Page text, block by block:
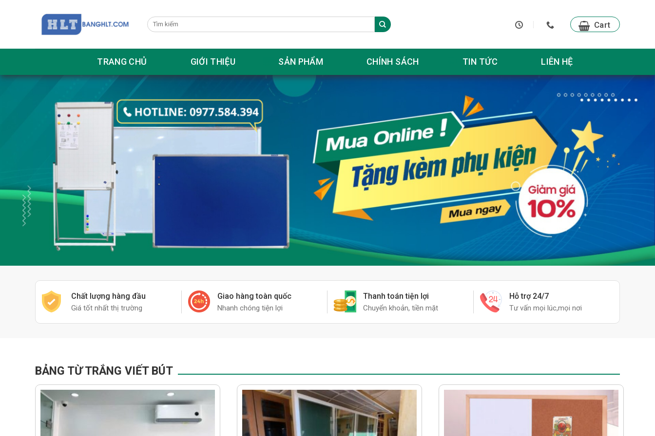
Cart
TRANG CHỦ GIỚI THIỆU SẢN PHẨM CHÍNH SÁCH TIN TỨC LIÊN HỆ
Chất lượng hàng đầu
Giá tốt nhất thị trường
Giao hàng toàn quốc
Nhanh chóng tiện lợi
Thanh toán tiện lợi
Chuyển khoản, tiền mặt
Hỗ trợ 24/7
Tư vấn mọi lúc,mọi nơi
BẢNG TỪ TRẮNG VIẾT BÚT